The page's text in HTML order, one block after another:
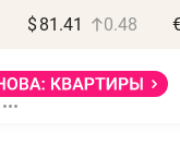
$ 81.41 0.48